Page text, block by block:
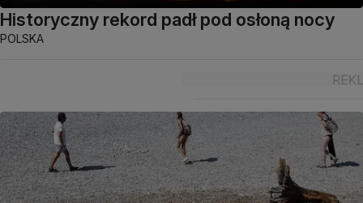
Historyczny rekord padł pod osłoną nocy
POLSKA